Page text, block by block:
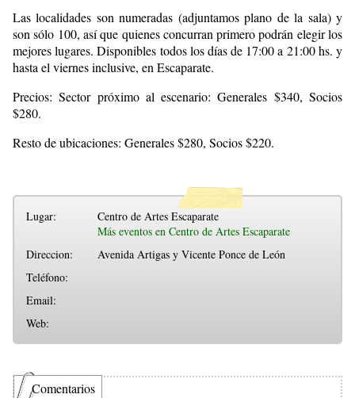
Las localidades son numeradas (adjuntamos plano de la sala) y
son sólo 100, así que quienes concurran primero podrán elegir los
mejores lugares. Disponibles todos los días de 17:00 a 21:00 hs. y
hasta el viernes inclusive, en Escaparate.
Precios: Sector próximo al escenario: Generales $340, Socios
$280.
Resto de ubicaciones: Generales $280, Socios $220.
Lugar:
Centro de Artes Escaparate
Más eventos en Centro de Artes Escaparate
Direccion:
Avenida Artigas y Vicente Ponce de León
Teléfono:
Email:
Web:
Comentarios